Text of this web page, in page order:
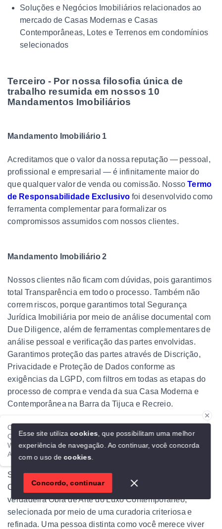
Soluções e Negócios Imobiliários relacionados ao
mercado de Casas Modernas e Casas
Contemporâneas, Lotes e Terrenos em condomínios
selecionados
Terceiro - Por nossa filosofia única de
trabalho resumida em nossos 10
Mandamentos Imobiliários
Mandamento Imobiliário 1
Acreditamos que o valor da nossa reputação — pessoal,
profissional e empresarial — é infinitamente maior do
que qualquer valor de venda ou comissão. NossoTermo
de Responsabilidade Exclusivo foi desenvolvido como
ferramenta complementar para formalizar os
compromissos assumidos com nossos clientes.
Mandamento Imobiliário 2
Nossos clientes não ficam com dúvidas, pois garantimos
total Transparência em todo o processo. Também não
correm riscos, porque garantimos total Segurança
Jurídica Imobiliária por meio de análise documental com
Due Diligence, além de ferramentas complementares de
análise pessoal e verificação das partes envolvidas.
Garantimos proteção das partes através de Discrição,
Privacidade e Proteção de Dados conforme as
exigências da LGPD, com filtros em todas as etapas do
processo de compra e venda da sua Casa Moderna e
Contemporânea na Barra da Tijuca e Recreio.
Mandamento Imobiliário 3
Evidenciamos sua Autenticidade, Personalidade e
Sofisticação, ajudando você a morar em uma Casa
Contemporânea Única, Elegante e Moderna, que é uma
verdadeira Obra de Arte do Luxo Contemporâneo,
selecionada por meio de uma curadoria criteriosa e
refinada. Uma pessoa distinta como você merece viver
Ola!
Qualquer dúvida é só falar direto comigo aqui no meu
WhatsApp.
Alexandre Casas Contemporâneas
Esse site utilizacookies , que possibilitam uma melhor
experiência de navegação. Ao continuar, você concorda
com o uso decookies
Concordo, continuar